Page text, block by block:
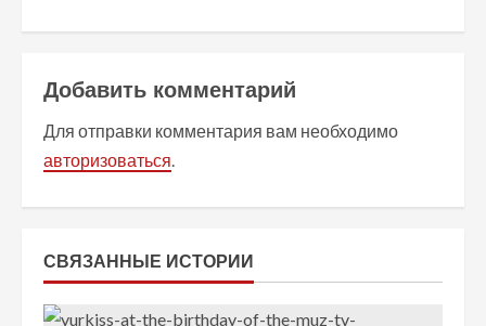
л
и
т
ь
ч
т
Добавить комментарий
Для отправки комментария вам необходимо
авторизоваться.
СВЯЗАННЫЕ ИСТОРИИ